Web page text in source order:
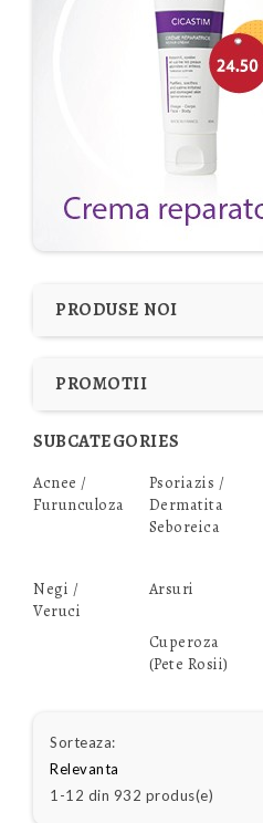
PRODUSE NOI
PROMOTII
SUBCATEGORIES
Acnee /
Furunculoza
Psoriazis /
Dermatita
Seboreica
Negi /
Veruci
Arsuri
Cuperoza
(Pete Rosii)
Sorteaza:
Relevanta
1-12 din 932 produs(e)